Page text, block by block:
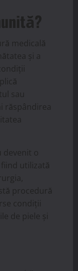
medicală
și a
sau
răspândirea
devenit o
utilizată
procedură
condiții
de piele și